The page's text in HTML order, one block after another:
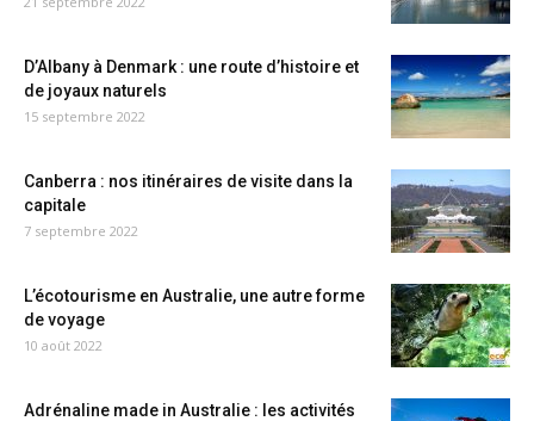
D’Albany à Denmark : une route d’histoire et
de joyaux naturels
15 septembre 2022
Canberra : nos itinéraires de visite dans la
capitale
7 septembre 2022
L’écotourisme en Australie, une autre forme
de voyage
10 août 2022
Adrénaline made in Australie : les activités